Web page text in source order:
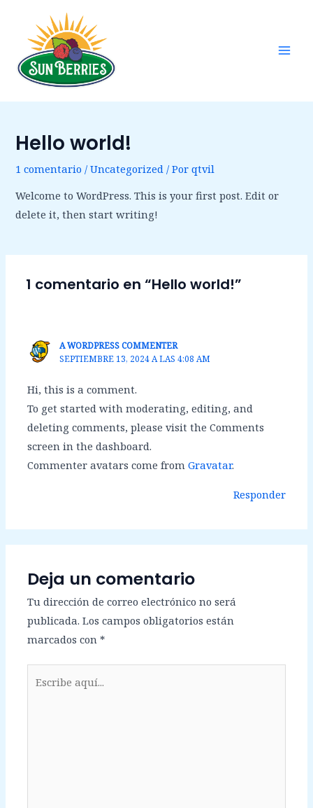
contenido
Hello world!
1 comentario /Uncategorized / Porqtvil
Welcome to WordPress. This is your first post. Edit or
delete it, then start writing!
1 comentario en “Hello world!”
A WORDPRESS COMMENTER
SEPTIEMBRE 13, 2024 A LAS 4:08 AM
Hi, this is a comment.
To get started with moderating, editing, and
deleting comments, please visit the Comments
screen in the dashboard.
Commenter avatars come fromGravatar.
Responder
Deja un comentario
Tu dirección de correo electrónico no será
publicada. Los campos obligatorios están
marcados con*